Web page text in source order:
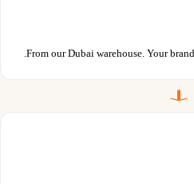
From our Dubai warehouse. Your